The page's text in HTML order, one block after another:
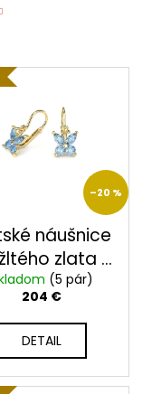
–20 %
náušnice
zlata s
belasými
2351
(5 pár)
204 €
DETAIL